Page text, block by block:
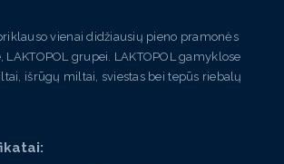
vienai didžiausių pieno pramonės
grupei. LAKTOPOL gamyklose
išrūgų miltai, sviestas bei tepūs riebalų